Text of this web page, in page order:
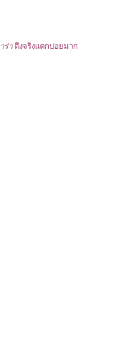
ร่าตึงจริงแตกบ่อยมาก